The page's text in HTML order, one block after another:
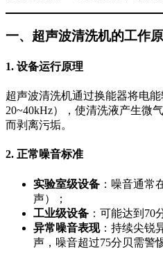
一、超声波清洗机的工作
1. 设备运行原理
超声波清洗机通过换能器将电
20~40kHz），使清洗液产生微
而剥离污垢。
2. 正常噪音标准
实验室级设备 ：噪音通常
声）；
工业级设备 ：可能达到70
异常噪音表现：持续尖锐
声，噪音超过75分贝需警